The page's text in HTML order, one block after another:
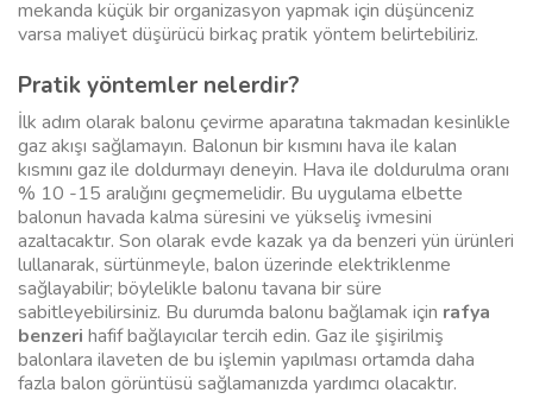
mekanda küçük bir organizasyon yapmak için düşünceniz
varsa maliyet düşürücü birkaç pratik yöntem belirtebiliriz.
Pratik yöntemler nelerdir?
İlk adım olarak balonu çevirme aparatına takmadan kesinlikle
gaz akışı sağlamayın. Balonun bir kısmını hava ile kalan
kısmını gaz ile doldurmayı deneyin. Hava ile doldurulma oranı
% 10 -15 aralığını geçmemelidir. Bu uygulama elbette
balonun havada kalma süresini ve yükseliş ivmesini
azaltacaktır. Son olarak evde kazak ya da benzeri yün ürünleri
lullanarak, sürtünmeyle, balon üzerinde elektriklenme
sağlayabilir; böylelikle balonu tavana bir süre
sabitleyebilirsiniz. Bu durumda balonu bağlamak için rafya
benzeri hafif bağlayıcılar tercih edin. Gaz ile şişirilmiş
balonlara ilaveten de bu işlemin yapılması ortamda daha
fazla balon görüntüsü sağlamanızda yardımcı olacaktır.